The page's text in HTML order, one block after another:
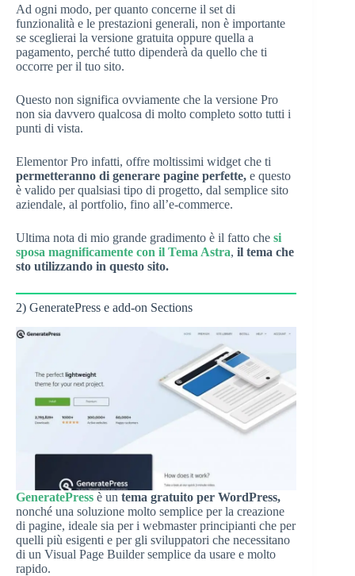
Ad ogni modo, per quanto concerne il set di
funzionalità e le prestazioni generali, non è importante
se sceglierai la versione gratuita oppure quella a
pagamento, perché tutto dipenderà da quello che ti
occorre per il tuo sito.
Questo non significa ovviamente che la versione Pro
non sia davvero qualcosa di molto completo sotto tutti i
punti di vista.
Elementor Pro infatti, offre moltissimi widget che ti
permetteranno di generare pagine perfette, e questo
è valido per qualsiasi tipo di progetto, dal semplice sito
aziendale, al portfolio, fino all’e-commerce.
Ultima nota di mio grande gradimento è il fatto che si
sposa magnificamente con il Tema Astra, il tema che
sto utilizzando in questo sito.
2) GeneratePress e add-on Sections
GeneratePress è un tema gratuito per WordPress,
nonché una soluzione molto semplice per la creazione
di pagine, ideale sia per i webmaster principianti che per
quelli più esigenti e per gli sviluppatori che necessitano
di un Visual Page Builder semplice da usare e molto
rapido.